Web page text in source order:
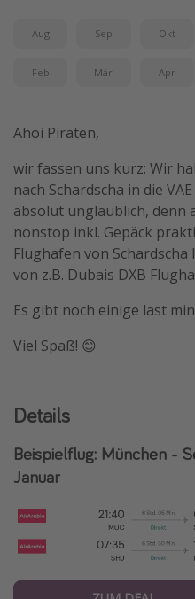
Aug Sep Okt
Feb Mär Apr
Ahoi Piraten,
wir fassen uns kurz: Wir
nach Schardscha in die
absolut unglaublich, denn
nonstop inkl. Gepäck
Flughafen von
von z.B. Dubais DXB
Es gibt noch einige last
Viel Spaß! 😊
Details
Beispielflug: München -
Januar